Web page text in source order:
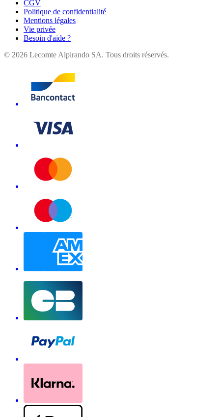
CGV
Politique de confidentialité
Mentions légales
Vie privée
Besoin d'aide ?
© 2026 Lecomte Alpirando SA. Tous droits réservés.